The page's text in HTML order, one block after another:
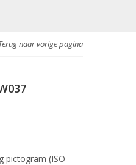
naar vorige pagina
pictogram (ISO